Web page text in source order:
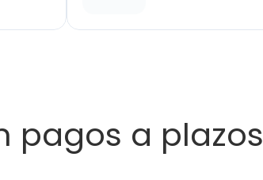
pagos a plazos